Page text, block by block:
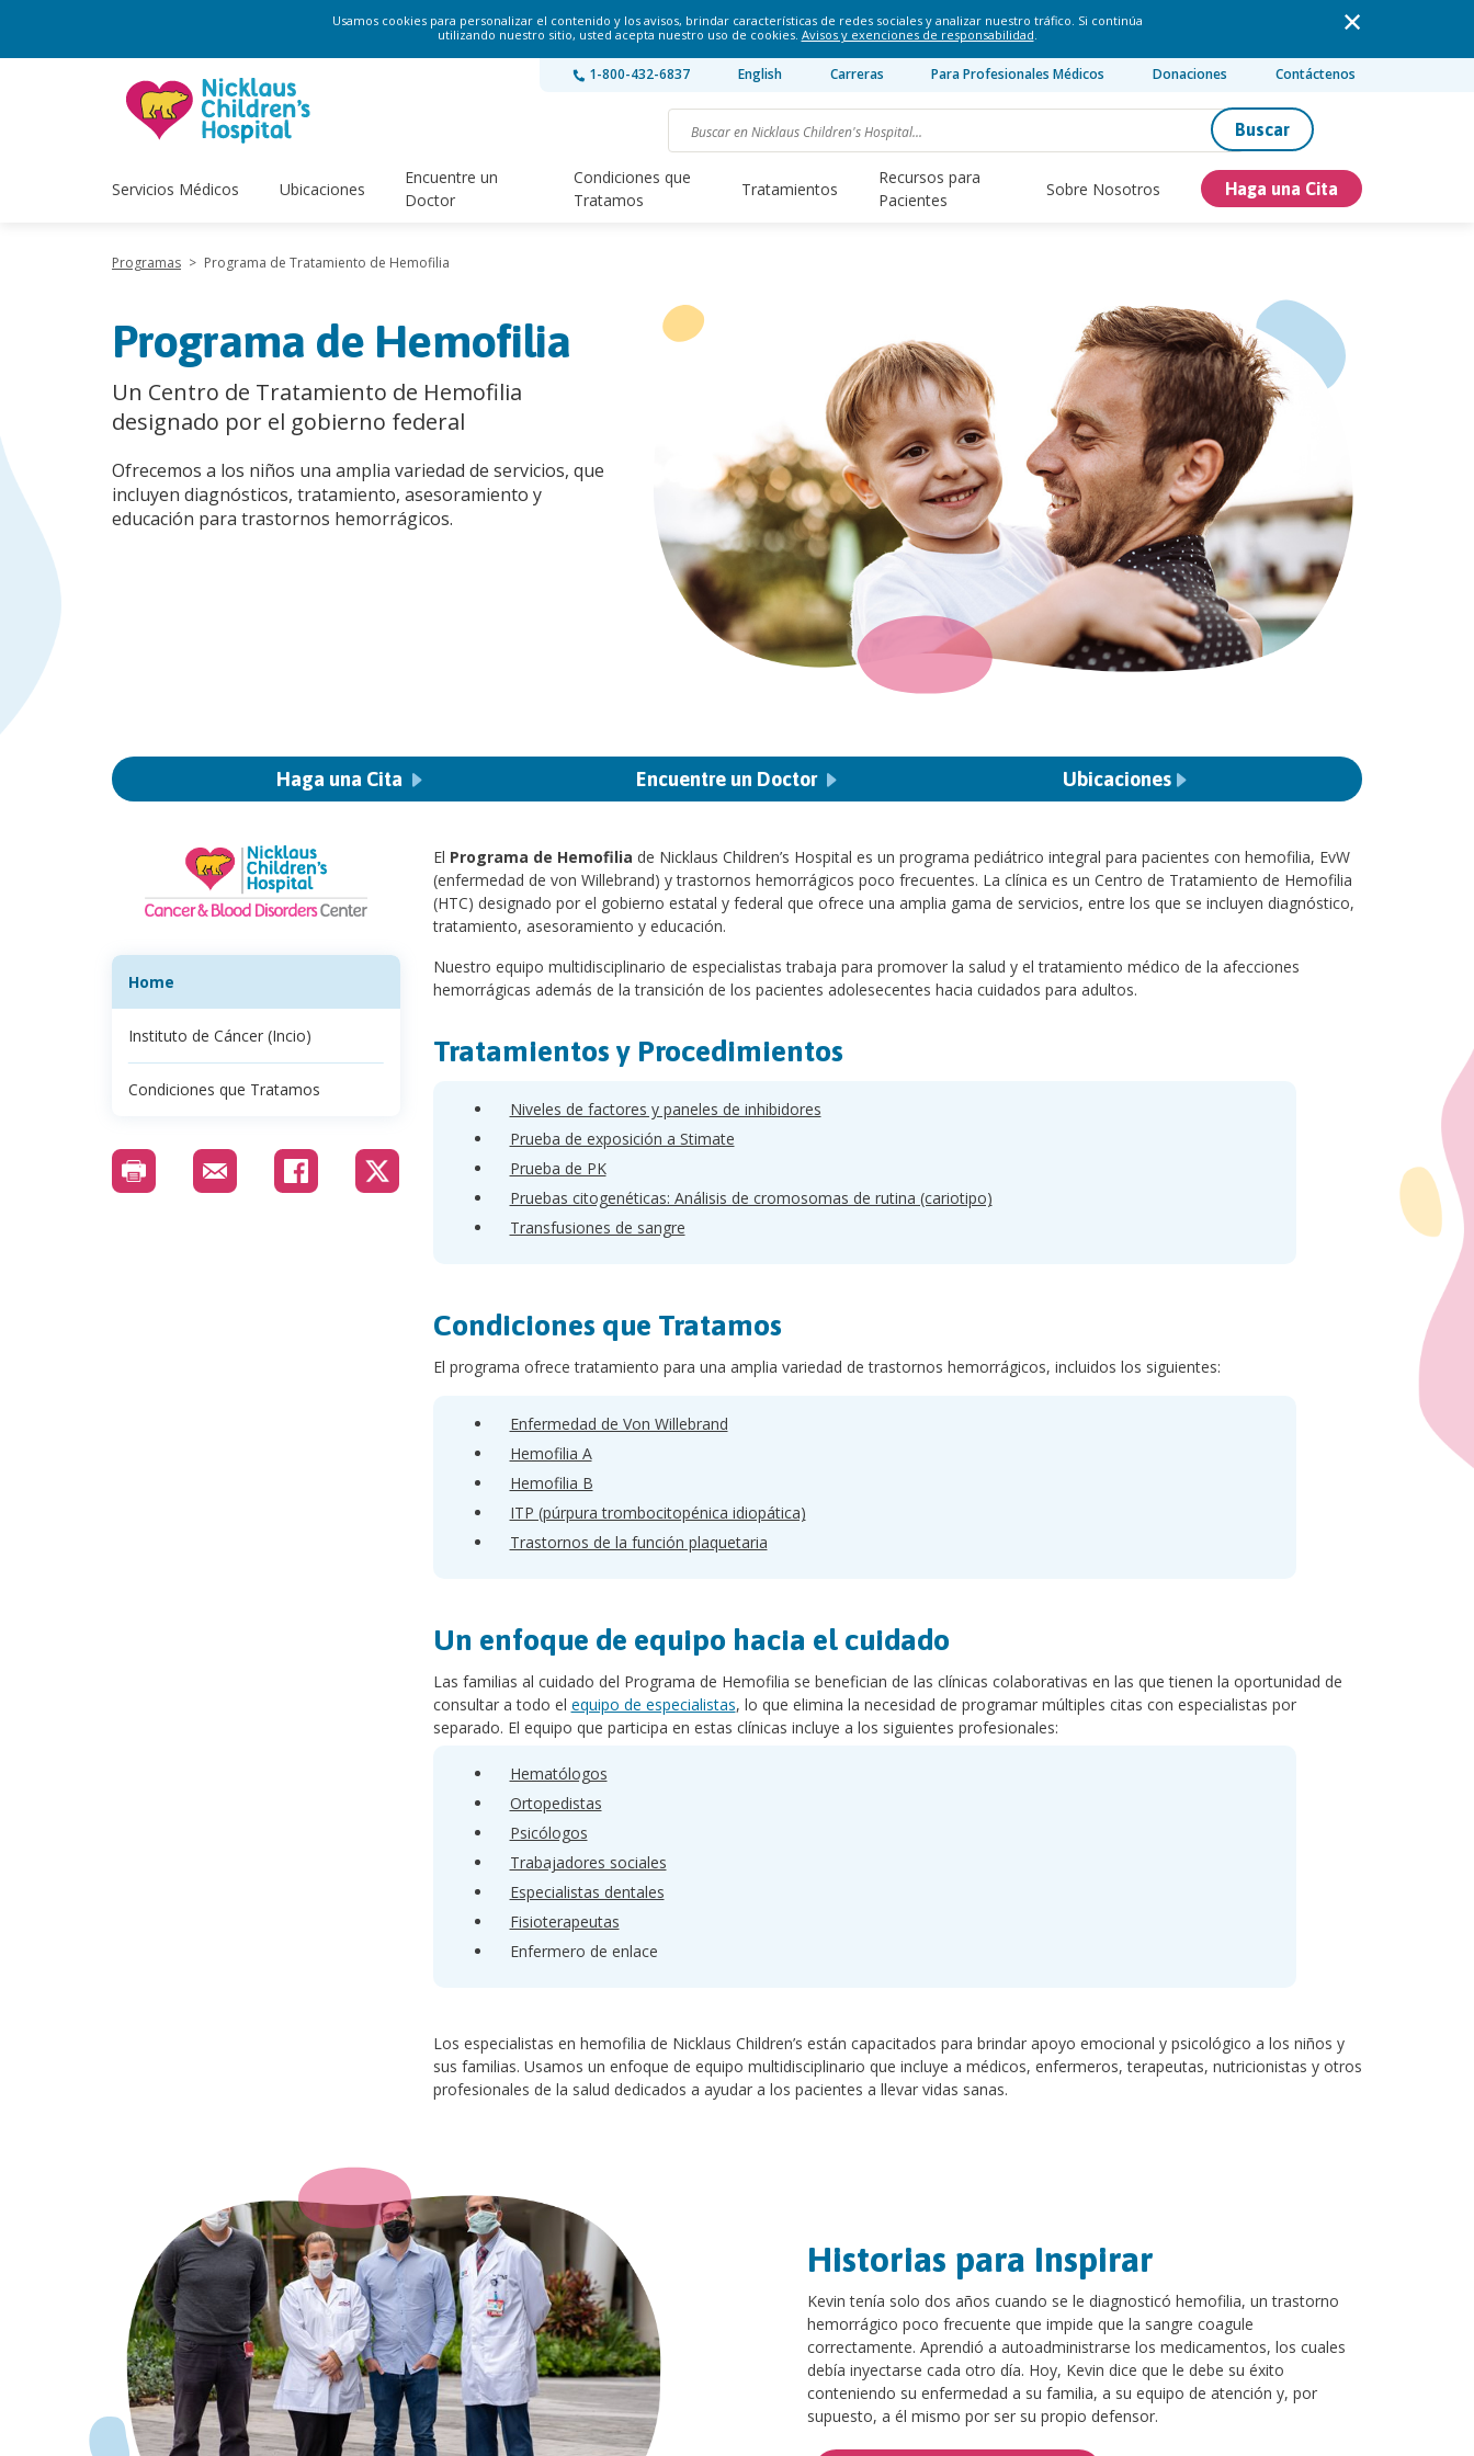
Usamos cookies para personalizar el contenido y los avisos, brindar características de redes sociales y analizar nuestro tráfico. Si continúa
utilizando nuestro sitio, usted acepta nuestro uso de cookies. Avisos y exenciones de responsabilidad.
1-800-432-6837 English Carreras Para Profesionales Médicos Donaciones Contáctenos
Buscar
Servicios Médicos Ubicaciones
Encuentre un
Doctor
Condiciones que
Tratamos
Tratamientos
Recursos para
Pacientes
Sobre Nosotros Haga una Cita
Programas > Programa de Tratamiento de Hemofilia
Programa de Hemofilia
Un Centro de Tratamiento de Hemofilia
designado por el gobierno federal
Ofrecemos a los niños una amplia variedad de servicios, que
incluyen diagnósticos, tratamiento, asesoramiento y
educación para trastornos hemorrágicos.
Haga una Cita Encuentre un Doctor Ubicaciones
Home
Instituto de Cáncer (Incio)
Condiciones que Tratamos
El Programa de Hemofilia de Nicklaus Children’s Hospital es un programa pediátrico integral para pacientes con hemofilia, EvW
(enfermedad de von Willebrand) y trastornos hemorrágicos poco frecuentes. La clínica es un Centro de Tratamiento de Hemofilia
(HTC) designado por el gobierno estatal y federal que ofrece una amplia gama de servicios, entre los que se incluyen diagnóstico,
tratamiento, asesoramiento y educación.
Nuestro equipo multidisciplinario de especialistas trabaja para promover la salud y el tratamiento médico de la afecciones
hemorrágicas además de la transición de los pacientes adolesecentes hacia cuidados para adultos.
Tratamientos y Procedimientos
Niveles de factores y paneles de inhibidores
Prueba de exposición a Stimate
Prueba de PK
Pruebas citogenéticas: Análisis de cromosomas de rutina (cariotipo)
Transfusiones de sangre
Condiciones que Tratamos
El programa ofrece tratamiento para una amplia variedad de trastornos hemorrágicos, incluidos los siguientes:
Enfermedad de Von Willebrand
Hemofilia A
Hemofilia B
ITP (púrpura trombocitopénica idiopática)
Trastornos de la función plaquetaria
Un enfoque de equipo hacia el cuidado
Las familias al cuidado del Programa de Hemofilia se benefician de las clínicas colaborativas en las que tienen la oportunidad de
consultar a todo el equipo de especialistas, lo que elimina la necesidad de programar múltiples citas con especialistas por
separado. El equipo que participa en estas clínicas incluye a los siguientes profesionales:
Hematólogos
Ortopedistas
Psicólogos
Trabajadores sociales
Especialistas dentales
Fisioterapeutas
Enfermero de enlace
Los especialistas en hemofilia de Nicklaus Children’s están capacitados para brindar apoyo emocional y psicológico a los niños y
sus familias. Usamos un enfoque de equipo multidisciplinario que incluye a médicos, enfermeros, terapeutas, nutricionistas y otros
profesionales de la salud dedicados a ayudar a los pacientes a llevar vidas sanas.
Historias para Inspirar
Kevin tenía solo dos años cuando se le diagnosticó hemofilia, un trastorno
hemorrágico poco frecuente que impide que la sangre coagule
correctamente. Aprendió a autoadministrarse los medicamentos, los cuales
debía inyectarse cada otro día. Hoy, Kevin dice que le debe su éxito
conteniendo su enfermedad a su familia, a su equipo de atención y, por
supuesto, a él mismo por ser su propio defensor.